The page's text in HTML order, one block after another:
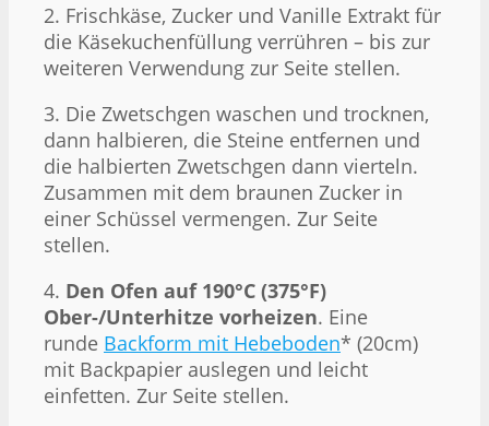
2. Frischkäse, Zucker und Vanille Extrakt für
die Käsekuchenfüllung verrühren – bis zur
weiteren Verwendung zur Seite stellen.
3. Die Zwetschgen waschen und trocknen,
dann halbieren, die Steine entfernen und
die halbierten Zwetschgen dann vierteln.
Zusammen mit dem braunen Zucker in
einer Schüssel vermengen. Zur Seite
stellen.
4. Den Ofen auf 190°C (375°F)
Ober-/Unterhitze vorheizen. Eine
runde Backform mit Hebeboden* (20cm)
mit Backpapier auslegen und leicht
einfetten. Zur Seite stellen.